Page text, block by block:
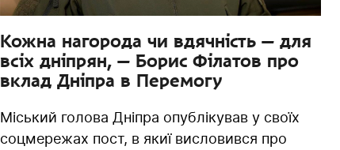
Кожна нагорода чи вдячність — для
всіх дніпрян, — Борис Філатов про
вклад Дніпра в Перемогу
Міський голова Дніпра опублікував у своїх
соцмережах пост, в якиї висловився про